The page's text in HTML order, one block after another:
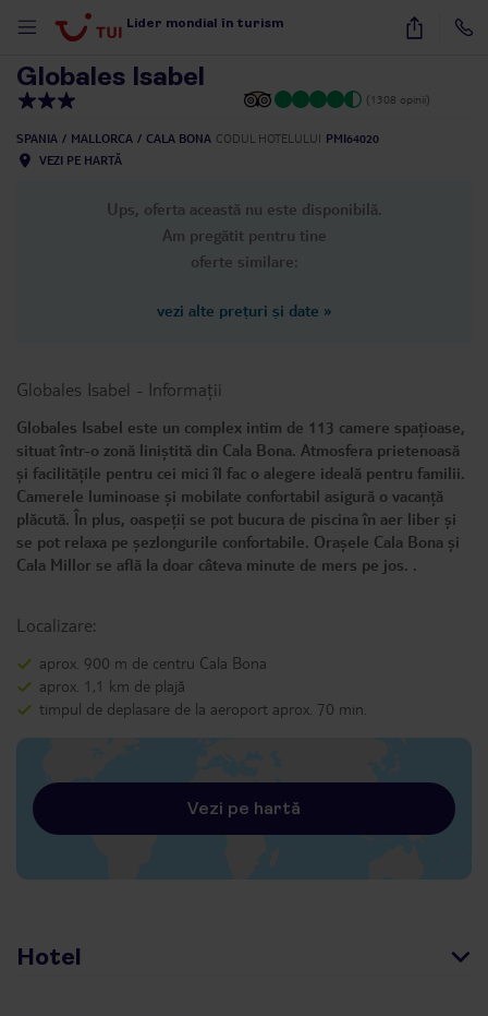
Lider mondial în turism 20
Globales Isabel
(1308 opinii)
SPANIA MALLORCA CALA BONA CODUL HOTELULUI PMI64020
VEZI PE HARTĂ
Ups, oferta această nu este disponibilă.
Am pregătit pentru tine
oferte similare:
vezi alte prețuri și date »
Globales Isabel - Informații
Globales Isabel este un complex intim de 113 camere spațioase,
situat într-o zonă liniștită din Cala Bona. Atmosfera prietenoasă
și facilitățile pentru cei mici îl fac o alegere ideală pentru familii.
Camerele luminoase și mobilate confortabil asigură o vacanță
plăcută. În plus, oaspeții se pot bucura de piscina în aer liber și
se pot relaxa pe șezlongurile confortabile. Orașele Cala Bona și
Cala Millor se află la doar câteva minute de mers pe jos. .
Localizare:
aprox. 900 m de centru Cala Bona
aprox. 1,1 km de plajă
timpul de deplasare de la aeroport aprox. 70 min.
Vezi pe hartă
Hotel